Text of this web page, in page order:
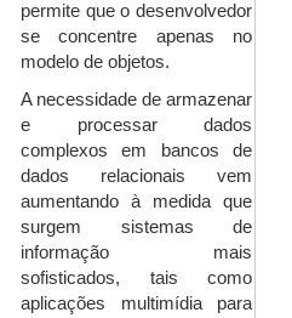
permite que o desenvolvedor
se concentre apenas no
modelo de objetos.
A necessidade de armazenar
e processar dados
complexos em bancos de
dados relacionais vem
aumentando à medida que
surgem sistemas de
informação mais
sofisticados, tais como
aplicações multimídia para